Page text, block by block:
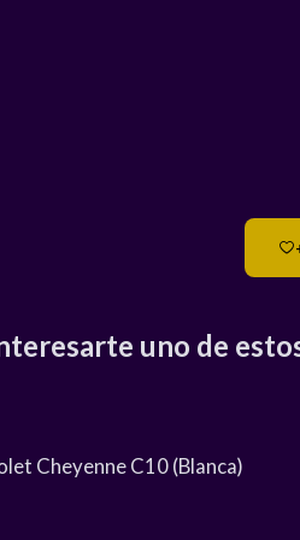
uno de
Cheyenne C10 (Blanca)